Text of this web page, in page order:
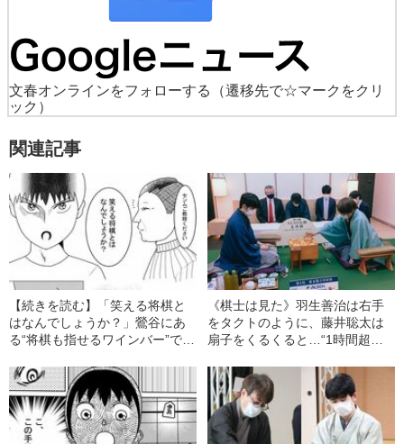
文春オンラインをフォローする
（遷移先で☆マークをクリ
ック）
関連記事
【続きを読む】「笑える将棋と
はなんでしょうか？」鶯谷にあ
る“将棋も指せるワインバー”で聞
《棋士は見た》羽生善治は右手
をタクトのように、藤井聡太は
扇子をくるくると…“1時間超
った